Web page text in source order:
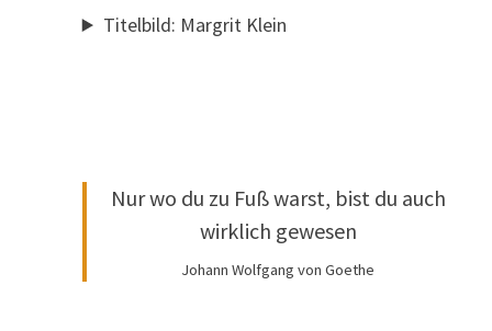
Titelbild: Margrit Klein
Nur wo du zu Fuß warst, bist du auch
wirklich gewesen
Johann Wolfgang von Goethe